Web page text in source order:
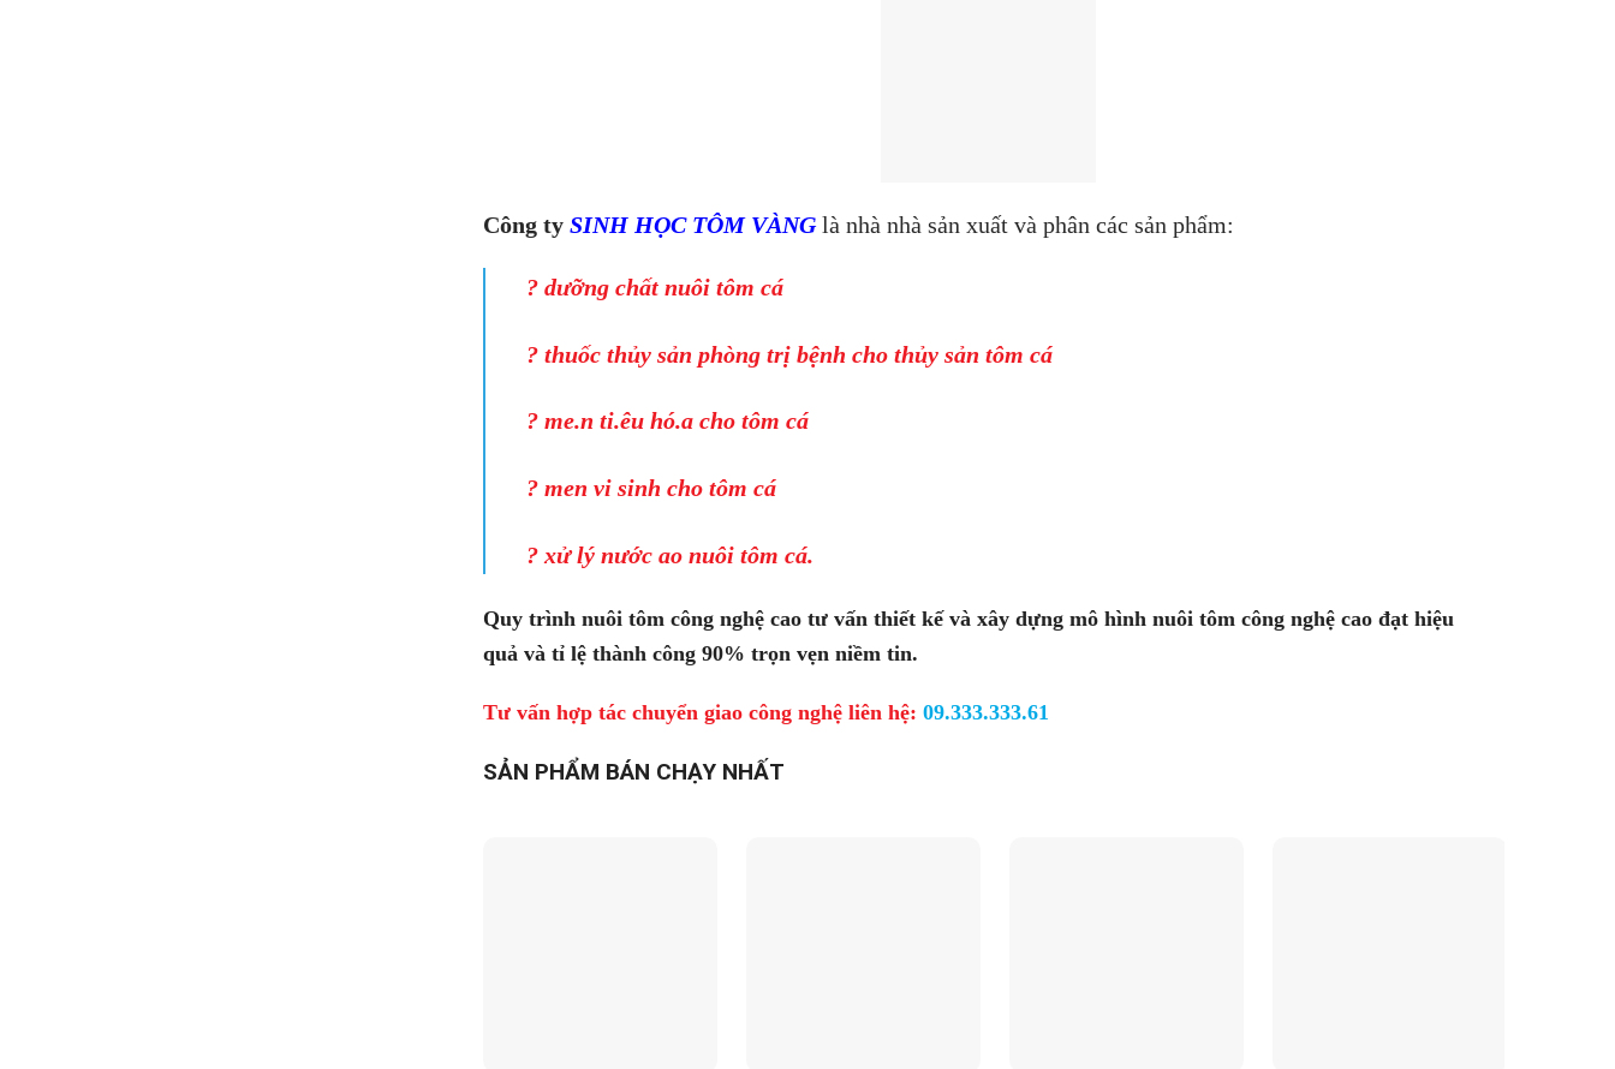
Công ty SINH HỌC TÔM VÀNG là nhà nhà sản xuất và phân các sản phẩm:
? dưỡng chất nuôi tôm cá
? thuốc thủy sản phòng trị bệnh cho thủy sản tôm cá
? me.n ti.êu hó.a cho tôm cá
? men vi sinh cho tôm cá
? xử lý nước ao nuôi tôm cá.
Quy trình nuôi tôm công nghệ cao tư vấn thiết kế và xây dựng mô hình nuôi tôm công nghệ cao đạt hiệu
quả và tỉ lệ thành công 90% trọn vẹn niềm tin.
Tư vấn hợp tác chuyển giao công nghệ liên hệ: 09.333.333.61
SẢN PHẨM BÁN CHẠY NHẤT